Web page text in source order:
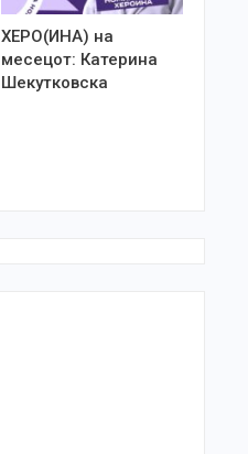
ХЕРО(ИНА) на
месецот: Катерина
Шекутковска